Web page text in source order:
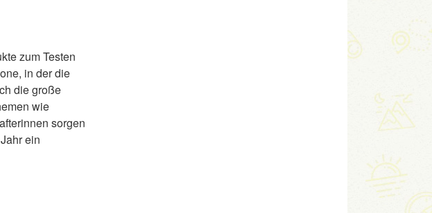
zum Testen
in der die
die große
wie
sorgen
ein